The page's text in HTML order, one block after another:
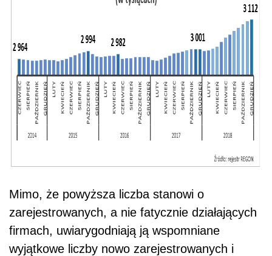
Mimo, że powyższa liczba stanowi o
zarejestrowanych, a nie fatycznie działających
firmach, uwiarygodniają ją wspomniane
wyjątkowe liczby nowo zarejestrowanych i